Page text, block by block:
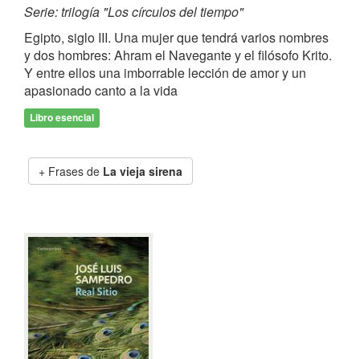
Serie: trilogía "Los círculos del tiempo"
Egipto, siglo III. Una mujer que tendrá varios nombres
y dos hombres: Ahram el Navegante y el filósofo Krito.
Y entre ellos una imborrable lección de amor y un
apasionado canto a la vida
Libro esencial
Frases de La vieja sirena